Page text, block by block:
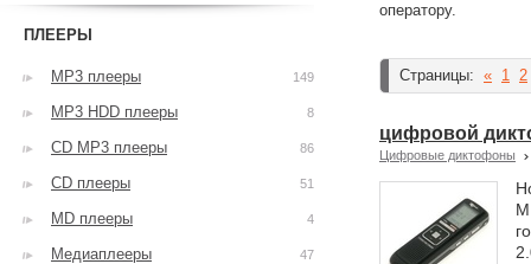
оператору.
Страницы: « 1 2
цифровой
Цифровые диктофоны
ПЛЕЕРЫ
MP3 плееры 149
MP3 HDD плееры 8
CD MP3 плееры 86
CD плееры 51
MD плееры 4
Медиаплееры 47